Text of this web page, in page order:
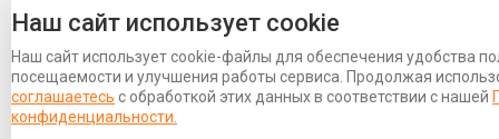
Наш сайт использует cookie
Наш сайт использует cookie-файлы для обеспечения удобства
посещаемости и улучшения работы сервиса. Продолжая
соглашаетесь с обработкой этих данных в соответствии с нашей
конфиденциальности.